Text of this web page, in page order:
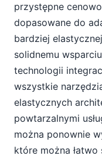
przystępne
dopasowane do
bardziej
solidnemu
technologii
wszystkie
elastycznych
powtarzalnymi
można ponownie
które można łatwo